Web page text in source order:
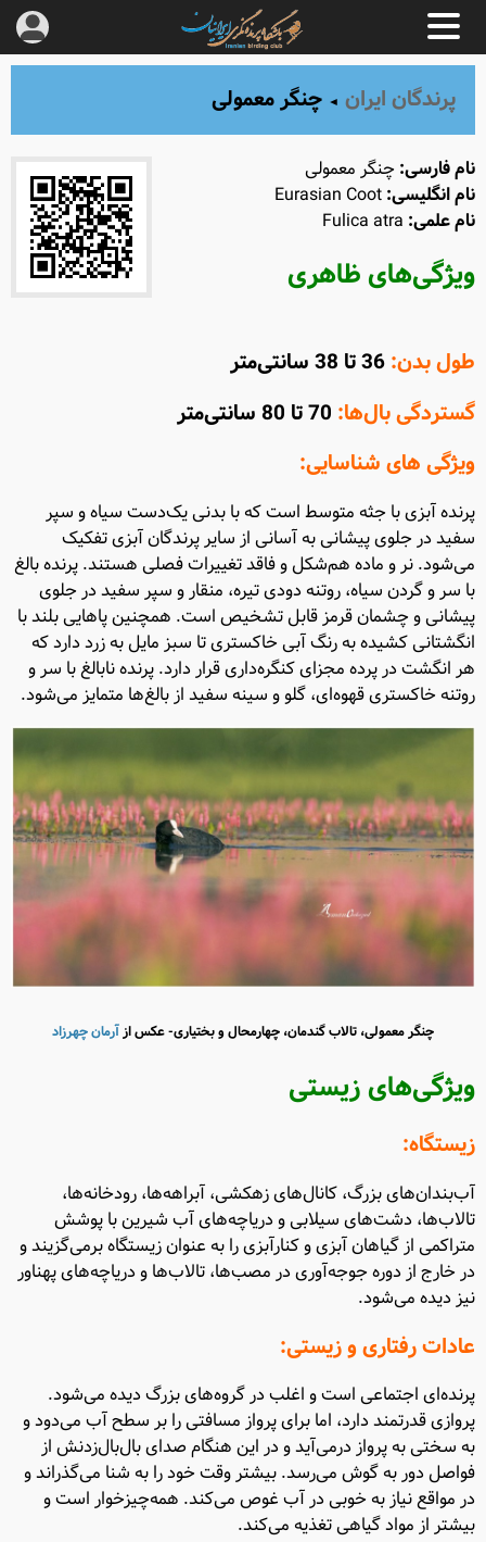
پرندگان ایران ◄ چنگر معمولی
نام فارسی: چنگر معمولی
نام انگلیسی:
نام علمی:
ویژگی‌های ظاهری
طول بدن:
گستردگی بال‌ها:
ویژگی های شناسایی:
پرنده آبزی با جثه متوسط است که با بدنی یک‌دست سیاه و سپر
سفید در جلوی پیشانی به آسانی از سایر پرندگان آبزی تفکیک
می‌شود. نر و ماده هم‌شکل و فاقد تغییرات فصلی هستند. پرنده بالغ
با سر و گردن سیاه، روتنه دودی تیره، منقار و سپر سفید در جلوی
پیشانی و چشمان قرمز قابل تشخیص است. همچنین پاهایی بلند با
انگشتانی کشیده به رنگ آبی خاکستری تا سبز مایل به زرد دارد که
هر انگشت در پرده مجزای کنگره‌داری قرار دارد. پرنده نابالغ با سر و
روتنه خاکستری قهوه‌ای، گلو و سینه سفید از بالغ‌ها متمایز می‌شود.
چنگر معمولی، تالاب گندمان، چهارمحال و بختیاری- عکس از آرمان چهرزاد
ویژگی‌های زیستی
زیستگاه:
آب‌بندان‌های بزرگ، کانال‌های زهکشی، آبراهه‌ها، رودخانه‌ها،
تالاب‌ها، دشت‌های سیلابی و دریاچه‌های آب شیرین با پوشش
متراکمی از گیاهان آبزی و کنارآبزی را به عنوان زیستگاه برمی‌گزیند و
در خارج از دوره جوجه‌آوری در مصب‌ها، تالاب‌ها و دریاچه‌های پهناور
نیز دیده می‌شود.
عادات رفتاری و زیستی:
پرنده‌ای اجتماعی است و اغلب در گروه‌های بزرگ دیده می‌شود.
پروازی قدرتمند دارد، اما برای پرواز مسافتی را بر سطح آب می‌دود و
به سختی به پرواز درمی‌آید و در این هنگام صدای بال‌بال‌زدنش از
فواصل دور به گوش می‌رسد. بیشتر وقت خود را به شنا می‌گذراند و
در مواقع نیاز به خوبی در آب غوص می‌کند. همه‌چیزخوار است و
بیشتر از مواد گیاهی تغذیه می‌کند.